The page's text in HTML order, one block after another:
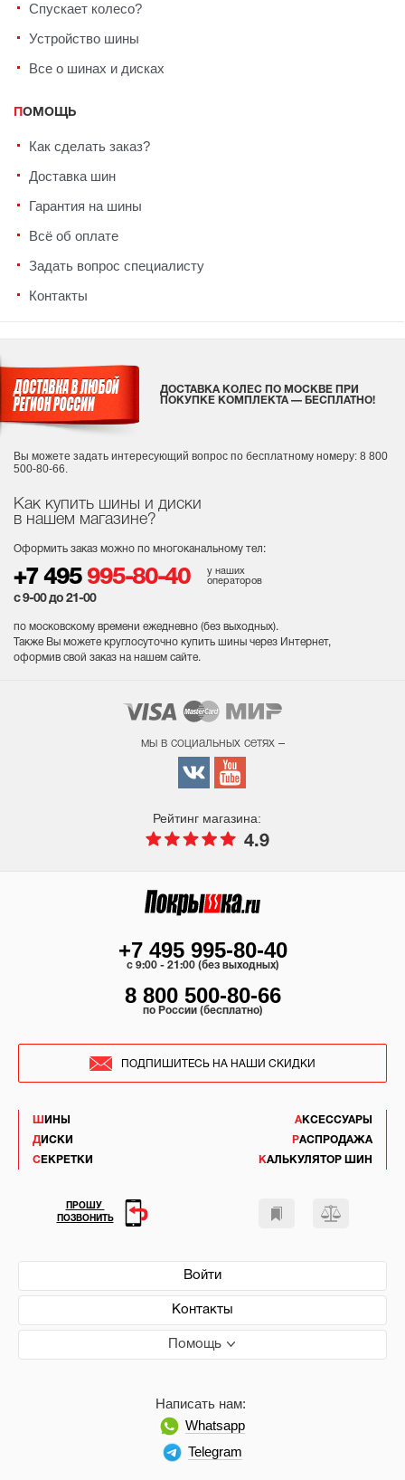
Спускает колесо?
Устройство шины
Все о шинах и дисках
ПОМОЩЬ
Как сделать заказ?
Доставка шин
Гарантия на шины
Всё об оплате
Задать вопрос специалисту
Контакты
Как купить шины и диски
в нашем магазине?
Оформить заказ можно по многоканальному тел:
+7 495 995-80-40
у наших
операторов
с 9-00 до 21-00
по московскому времени ежедневно (без выходных).
Также Вы можете круглосуточно купить шины через Интернет,
оформив свой заказ на нашем сайте.
ДОСТАВКА КОЛЕС ПО МОСКВЕ ПРИ
ПОКУПКЕ КОМПЛЕКТА — БЕСПЛАТНО!
Вы можете задать интересующий вопрос по бесплатному номеру: 8 800
500-80-66.
мы в социальных сетях –
Рейтинг магазина:
4.9
ШИНЫ
ДИСКИ
СЕКРЕТКИ
АКСЕССУАРЫ
РАСПРОДАЖА
КАЛЬКУЛЯТОР ШИН
Войти
Контакты
Помощь
Написать нам:
Whatsapp
Telegram
+7 495 995-80-40
c 9:00 - 21:00 (без выходных)
8 800 500-80-66
по России (бесплатно)
ПОДПИШИТЕСЬ НА НАШИ СКИДКИ
ПРОШУ
ПОЗВОНИТЬ